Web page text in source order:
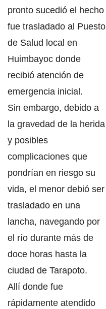
pronto sucedió el hecho
fue trasladado al Puesto
de Salud local en
Huimbayoc donde
recibió atención de
emergencia inicial.
Sin embargo, debido a
la gravedad de la herida
y posibles
complicaciones que
pondrían en riesgo su
vida, el menor debió ser
trasladado en una
lancha, navegando por
el río durante más de
doce horas hasta la
ciudad de Tarapoto.
Allí donde fue
rápidamente atendido